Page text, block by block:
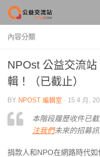
Skip to content
內容分類
NPOst 公益交流
輯！（已截止）
BY NPOST 編輯室 · 15 4 月,
本階段履歷收件已
注我們未來的招募訊
捐款人和NPO在網路時代